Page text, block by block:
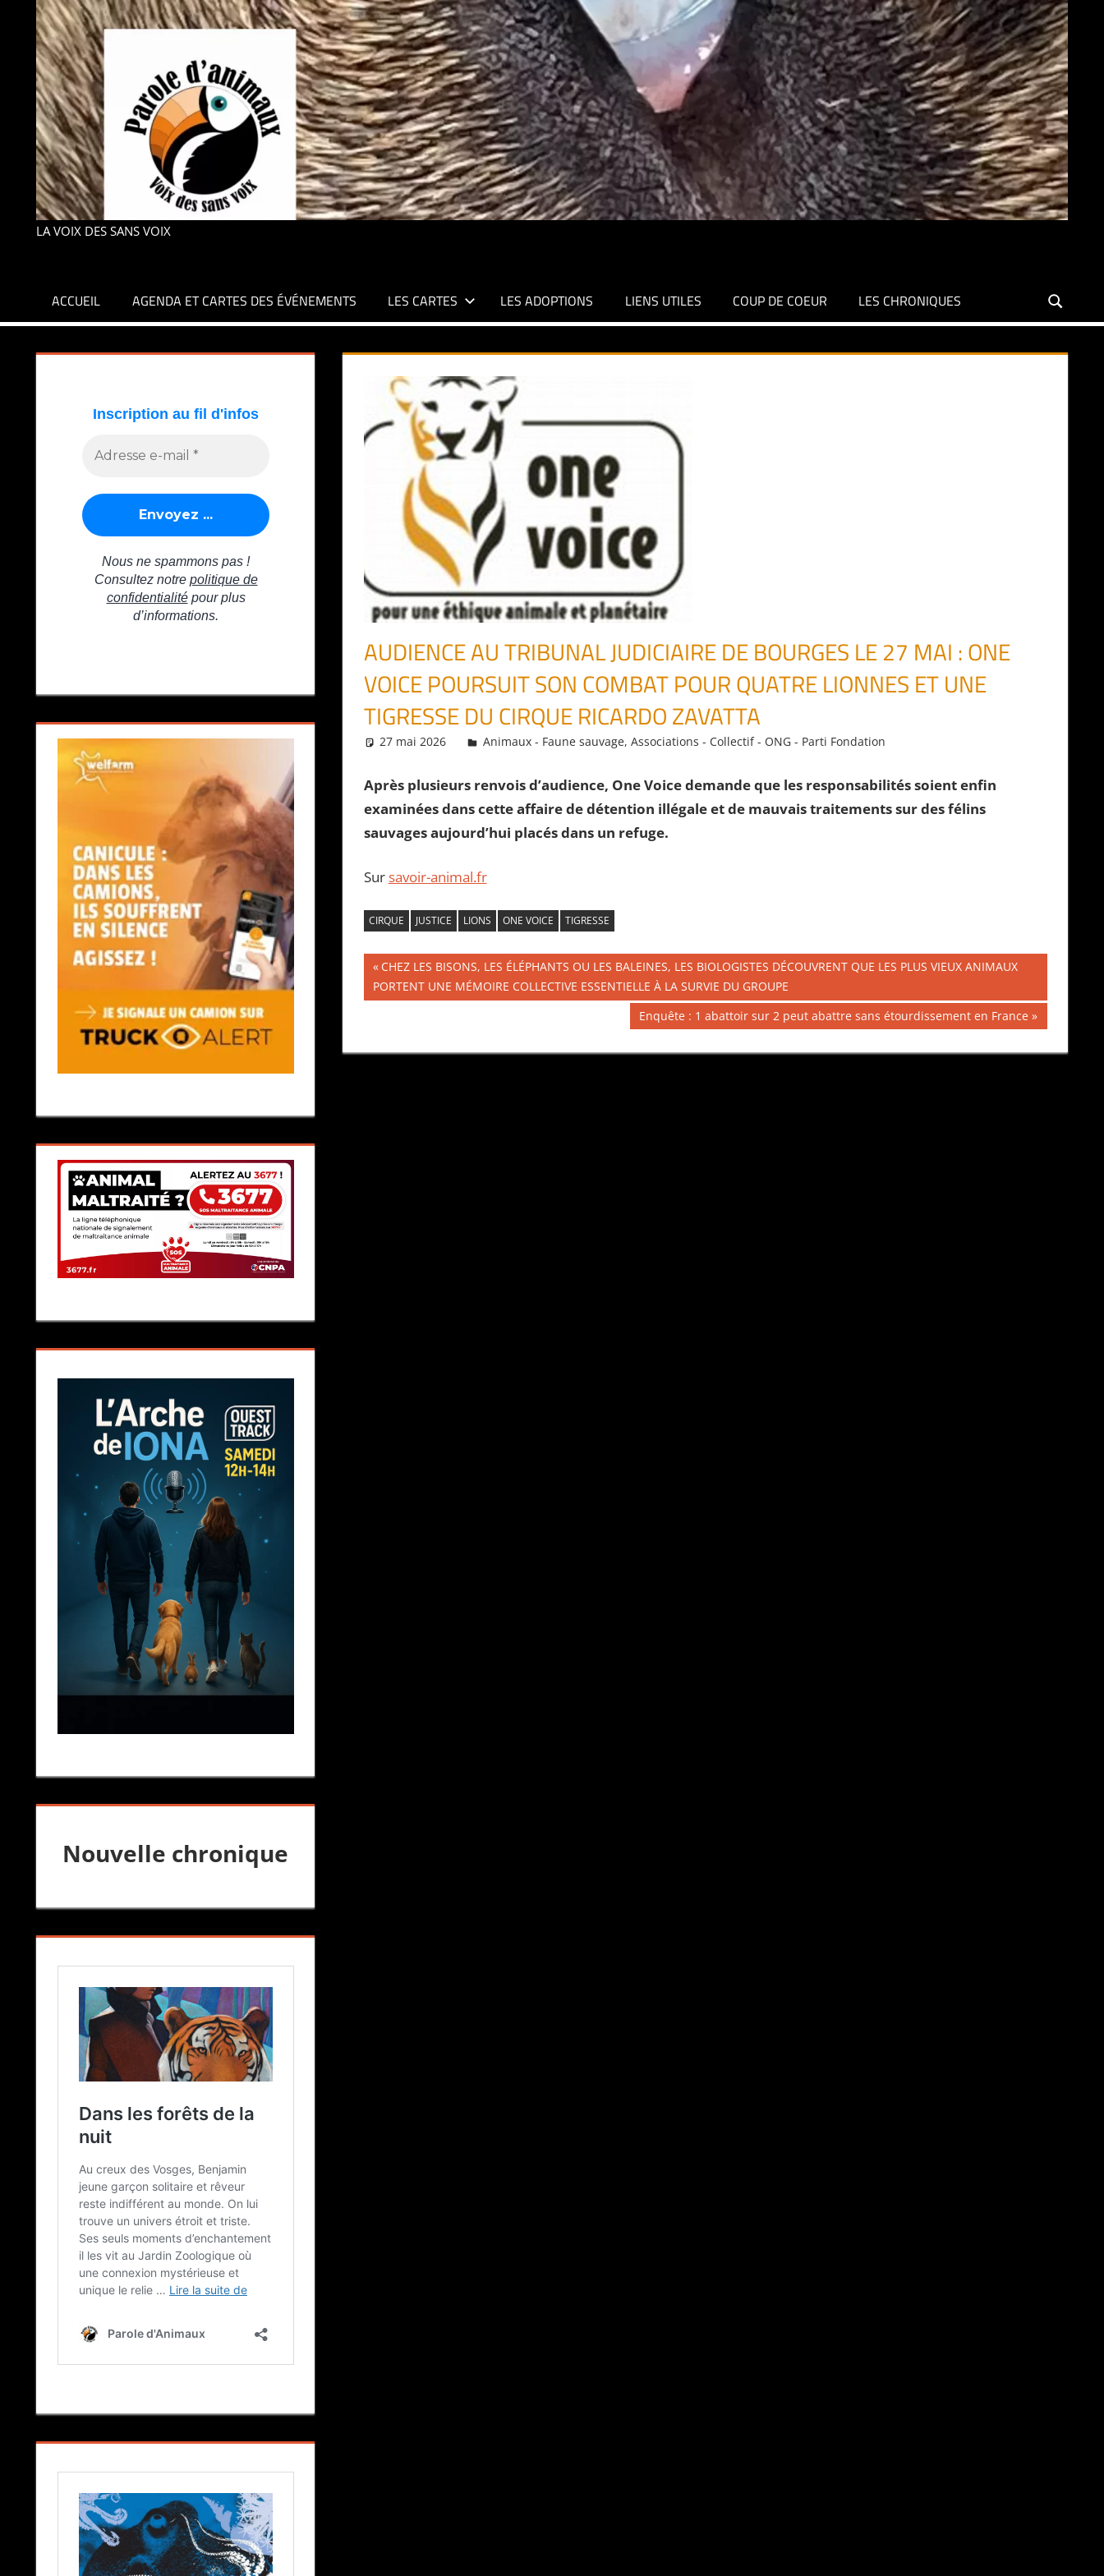
LA VOIX DES SANS VOIX
ACCUEIL AGENDA ET CARTES DES ÉVÉNEMENTS LES CARTES LES ADOPTIONS LIENS UTILES COUP DE COEUR LES CHRONIQUES
AUDIENCE AU TRIBUNAL JUDICIAIRE DE BOURGES LE 27 MAI : ONE
VOICE POURSUIT SON COMBAT POUR QUATRE LIONNES ET UNE
TIGRESSE DU CIRQUE RICARDO ZAVATTA
27 mai 2026 Daniel
Animaux - Faune sauvage, Associations - Collectif - ONG - Parti Fondation
Après plusieurs renvois d’audience, One Voice demande que les responsabilités soient enfin
examinées dans cette affaire de détention illégale et de mauvais traitements sur des félins
sauvages aujourd’hui placés dans un refuge.
Sursavoir-animal.fr
CIRQUE JUSTICE LIONS ONE VOICE TIGRESSE
Navigation
de
Publication
précédente :
CHEZ LES BISONS, LES ÉLÉPHANTS OU LES BALEINES, LES BIOLOGISTES DÉCOUVRENT QUE LES PLUS VIEUX ANIMAUX
PORTENT UNE MÉMOIRE COLLECTIVE ESSENTIELLE À LA SURVIE DU GROUPE
Publication
suivante :
Enquête : 1 abattoir sur 2 peut abattre sans étourdissement en France
Nouvelle chronique